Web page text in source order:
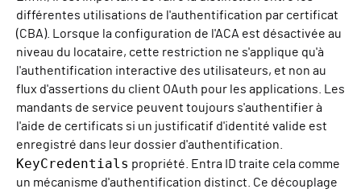
différentes utilisations de l'authentification par certificat
(CBA). Lorsque la configuration de l'ACA est désactivée au
niveau du locataire, cette restriction ne s'applique qu'à
l'authentification interactive des utilisateurs, et non au
flux d'assertions du client OAuth pour les applications. Les
mandants de service peuvent toujours s'authentifier à
l'aide de certificats si un justificatif d'identité valide est
enregistré dans leur dossier d'authentification.
KeyCredentials propriété. Entra ID traite cela comme
un mécanisme d'authentification distinct. Ce découplage